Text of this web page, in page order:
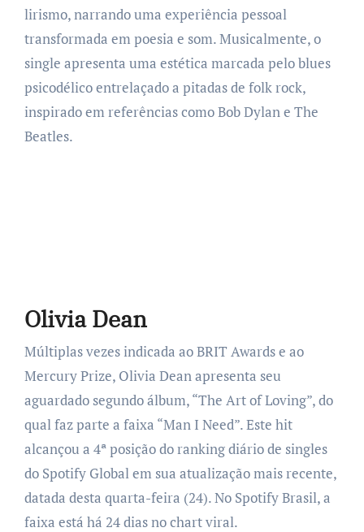
lirismo, narrando uma experiência pessoal
transformada em poesia e som. Musicalmente, o
single apresenta uma estética marcada pelo blues
psicodélico entrelaçado a pitadas de folk rock,
inspirado em referências como Bob Dylan e The
Beatles.
Olivia Dean
Múltiplas vezes indicada ao BRIT Awards e ao
Mercury Prize, Olivia Dean apresenta seu
aguardado segundo álbum, “The Art of Loving”, do
qual faz parte a faixa “Man I Need”. Este hit
alcançou a 4ª posição do ranking diário de singles
do Spotify Global em sua atualização mais recente,
datada desta quarta-feira (24). No Spotify Brasil, a
faixa está há 24 dias no chart viral.